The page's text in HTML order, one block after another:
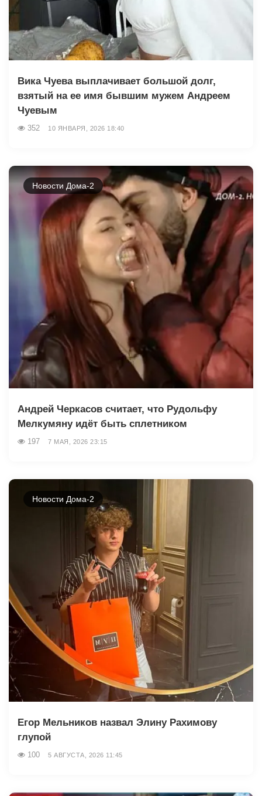
Вика Чуева выплачивает большой долг,
взятый на ее имя бывшим мужем Андреем
Чуевым
352 10 ЯНВАРЯ, 2026 18:40
Новости Дома-2
Андрей Черкасов считает, что Рудольфу
Мелкумяну идёт быть сплетником
197 7 МАЯ, 2026 23:15
Новости Дома-2
Егор Мельников назвал Элину Рахимову
глупой
100 5 АВГУСТА, 2026 11:45